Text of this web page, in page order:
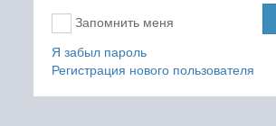
Запомнить меня
Я забыл пароль
Регистрация нового пользователя